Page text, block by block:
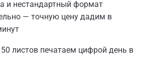
и нестандартный формат
— точную цену дадим в
листов печатаем цифрой день в